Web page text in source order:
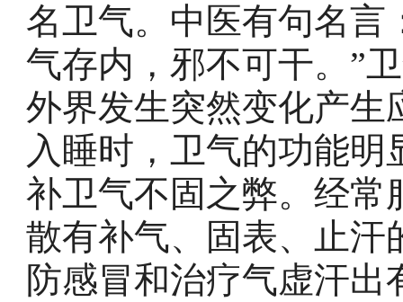
名卫气。中医有句名言
气存内，邪不可干。”
外界发生突然变化产生
入睡时，卫气的功能
补卫气不固之弊。经常
散有补气、固表、止汗
防感冒和治疗气虚汗